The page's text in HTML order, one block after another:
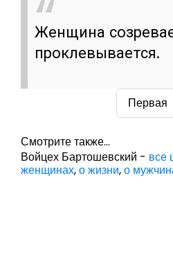
Женщина
проклевывается.
Первая
Смотрите также...
Войцех Бартошевский - все
женщинах,о жизни,о